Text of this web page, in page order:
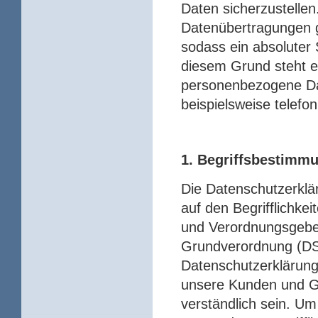
Daten
Datenübertragungen
sodass ein absoluter
diesem Grund steht
personenbezogene
beispielsweise
1.
Die
auf den
und
Grundverordnung
unsere Kunden und
verständlich sein.